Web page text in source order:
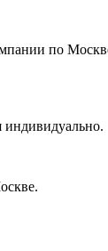
по
индивидуально.